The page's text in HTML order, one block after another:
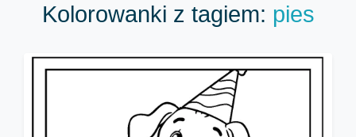
Kolorowanki z tagiem: pies